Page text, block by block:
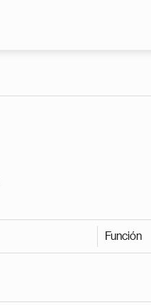
Función